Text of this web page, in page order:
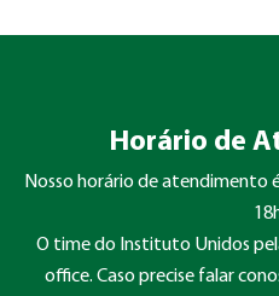
Horário de
Nosso horário de atendimento
O time do Instituto Unidos
office. Caso precise falar